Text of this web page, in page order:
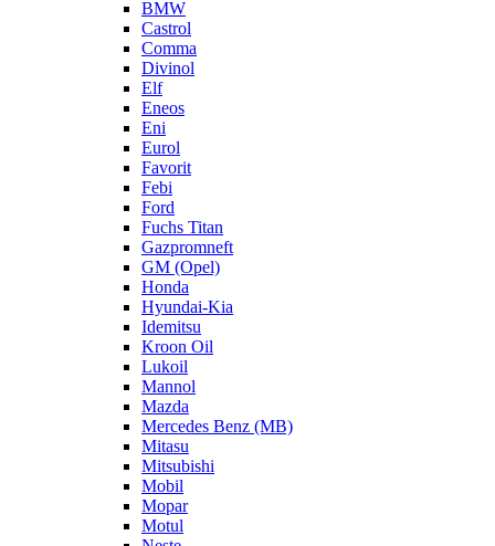
BMW
Castrol
Comma
Divinol
Elf
Eneos
Eni
Eurol
Favorit
Febi
Ford
Fuchs Titan
Gazpromneft
GM (Opel)
Honda
Hyundai-Kia
Idemitsu
Kroon Oil
Lukoil
Mannol
Mazda
Mercedes Benz (MB)
Mitasu
Mitsubishi
Mobil
Mopar
Motul